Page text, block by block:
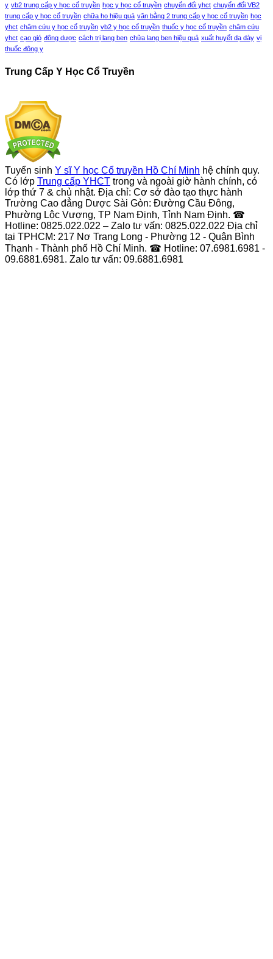
y vb2 trung cấp y học cổ truyền học y học cổ truyền chuyển đổi yhct chuyển đổi VB2
trung cấp y học cổ truyền chữa ho hiệu quả văn bằng 2 trung cấp y học cổ truyền học
yhct châm cứu y học cổ truyền vb2 y học cổ truyền thuốc y học cổ truyền châm cứu
yhct cạo gió đông dược cách trị lang ben chữa lang ben hiệu quả xuất huyết dạ dày vị
thuốc đông y
Trung Cấp Y Học Cổ Truyền
Tuyển sinh Y sĩ Y học Cổ truyền Hồ Chí Minh hệ chính quy.
Có lớp Trung cấp YHCT trong và ngoài giờ hành chính, có
lớp thứ 7 & chủ nhật. Địa chỉ: Cơ sở đào tạo thực hành
Trường Cao đẳng Dược Sài Gòn: Đường Cầu Đông,
Phường Lộc Vượng, TP Nam Định, Tỉnh Nam Định. ☎
Hotline: 0825.022.022 – Zalo tư vấn: 0825.022.022 Địa chỉ
tại TPHCM: 217 Nơ Trang Long - Phường 12 - Quận Bình
Thạnh - Thành phố Hồ Chí Minh. ☎ Hotline: 07.6981.6981 -
09.6881.6981. Zalo tư vấn: 09.6881.6981